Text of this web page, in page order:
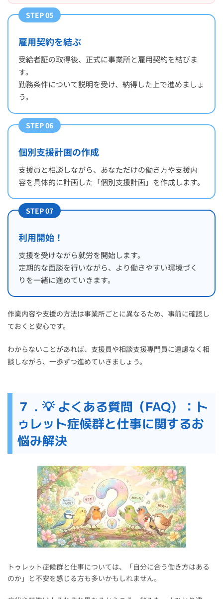
STEP 05
雇用契約を結ぶ
受給者証の取得後、正式に事業所と雇用契約を結びま
す。
勤務条件について説明を受け、納得した上で進めましょ
う。
STEP 06
個別支援計画の作成
支援員と相談しながら、あなただけの働き方や支援内
容を具体的に計画した「個別支援計画」を作成します。
STEP 07
利用開始！
支援を受けながら就労を開始します。
定期的な面談を行いながら、より働きやすい環境づく
りを一緒に進めていきます。
作業内容や支援の方法は事業所ごとに異なるため、事前に確認し
ておくと安心です。
わからないことがあれば、支援員や相談支援専門員に遠慮なく相
談しながら、一歩ずつ進めていきましょう。
７．💡 よくある質問（FAQ）：ト
ゥレット症候群と仕事に関するお
悩み解決
トゥレット症候群と仕事については、「自分に合う働き方はある
のか」と不安を感じる方も多いかもしれません。